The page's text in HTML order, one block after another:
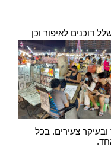
דוכנים לאיפור וכן
צעירים. בכל